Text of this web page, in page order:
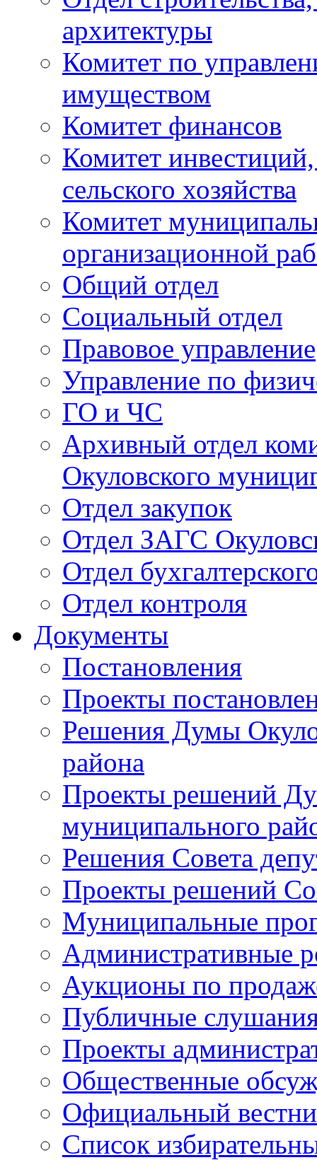
архитектуры
Комитет по
имуществом
Комитет финансов
Комитет
сельского хозяйства
Комитет
организационной
Общий отдел
Социальный отдел
Правовое управление
Управление по
ГО и ЧС
Архивный отдел
Окуловского
Отдел закупок
Отдел ЗАГС
Отдел
Отдел контроля
Документы
Постановления
Проекты
Решения Думы
района
Проекты решений
муниципального
Решения Совета
Проекты решений
Муниципальные
Административные
Аукционы по
Публичные
Проекты
Общественные
Официальный
Список